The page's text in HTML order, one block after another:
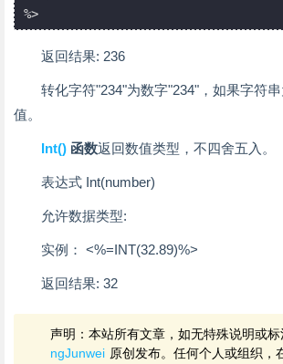
%>
返回结果: 236
转化字符"234"为数字"234"，如果字符
值。
Int() 函数返回数值类型，不四舍五入。
表达式 Int(number)
允许数据类型:
实例： <%=INT(32.89)%>
返回结果: 32
声明：本站所有文章，如无特殊说明或
ngJunwei 原创发布。任何个人或组织，